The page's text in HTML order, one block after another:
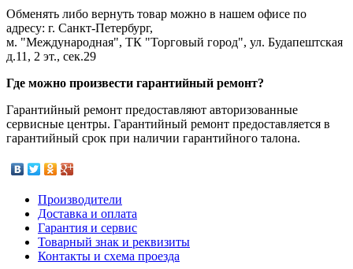
Обменять либо вернуть товар можно в нашем офисе по
адресу: г. Санкт-Петербург,
м. "Международная", ТК "Торговый город", ул. Будапештская
д.11, 2 эт., сек.29
Где можно произвести гарантийный ремонт?
Гарантийный ремонт предоставляют авторизованные
сервисные центры. Гарантийный ремонт предоставляется в
гарантийный срок при наличии гарантийного талона.
Производители
Доставка и оплата
Гарантия и сервис
Товарный знак и реквизиты
Контакты и схема проезда